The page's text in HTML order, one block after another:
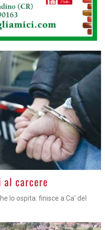
al carcere
lo ospita: finisce a Ca' del